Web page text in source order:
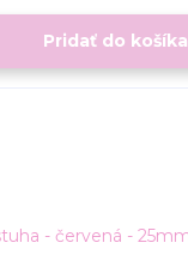
Pridať do košíka